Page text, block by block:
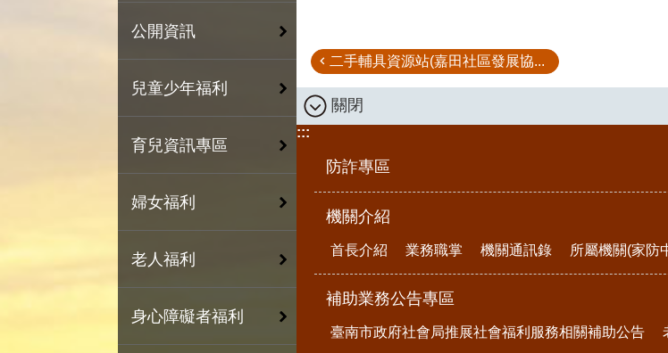
公開資訊
兒童少年福利
育兒資訊專區
婦女福利
老人福利
身心障礙者福利
二手輔具資源站(嘉田社區發展協...
關閉
:::
防詐專區
機關介紹
首長介紹 業務職掌 機關通訊錄 所屬機關(家防
補助業務公告專區
臺南市政府社會局推展社會福利服務相關補助公告